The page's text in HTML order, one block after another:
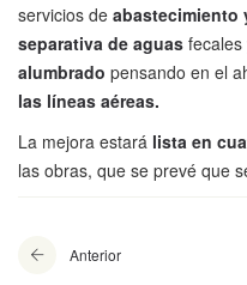
servicios de abastecimiento
separativa de aguas
alumbrado pensando en el
las líneas aéreas.
La mejora estará lista en
las obras, que se prevé que
Anterior